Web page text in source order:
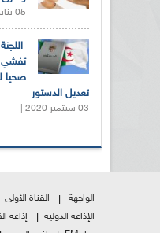
05 يناير 2021 |
تفشي
صحيا
تعديل الدستور
03 سبتمبر 2020 |
الواجهة القناة الأولى
الإذاعة الدولية
إذاعة